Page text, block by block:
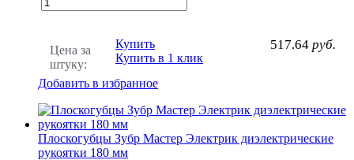
Цена за
штуку:
517.64 руб.
Купить
Купить в 1 клик
Добавить в избранное
Плоскогубцы Зубр Мастер Электрик диэлектрические
рукоятки 180 мм